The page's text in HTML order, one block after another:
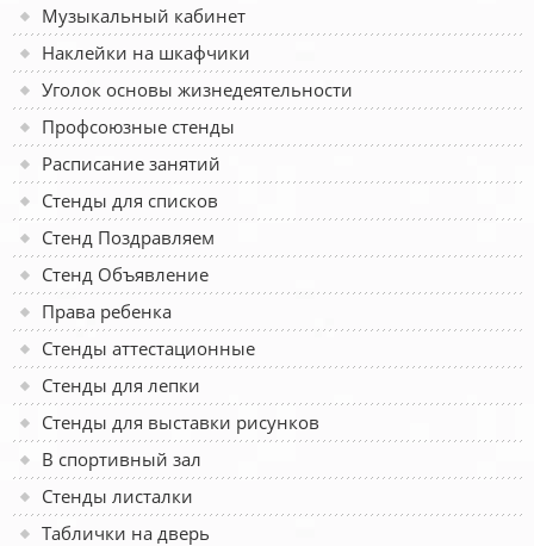
Музыкальный кабинет
Наклейки на шкафчики
Уголок основы жизнедеятельности
Профсоюзные стенды
Расписание занятий
Стенды для списков
Стенд Поздравляем
Стенд Объявление
Права ребенка
Стенды аттестационные
Стенды для лепки
Стенды для выставки рисунков
В спортивный зал
Стенды листалки
Таблички на дверь